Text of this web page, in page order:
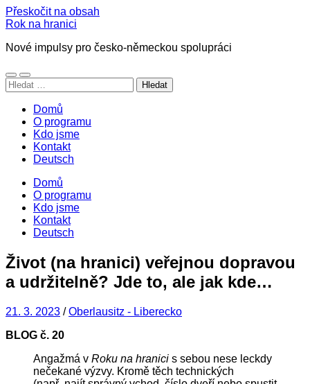
Přeskočit na obsah
Rok na hranici
Nové impulsy pro česko-německou spolupráci
Přepnout
mobilní
Přepnout
vyhledávací
Vyhledávání
Domů
O programu
Kdo jsme
Kontakt
Deutsch
Domů
O programu
Kdo jsme
Kontakt
Deutsch
Život (na hranici) veřejnou dopravou
a udržitelně? Jde to, ale jak kde…
21. 3. 2023 /Oberlausitz - Liberecko
BLOG č. 20
Angažmá v Roku na hranici s sebou nese leckdy
nečekané výzvy. Kromě těch technických